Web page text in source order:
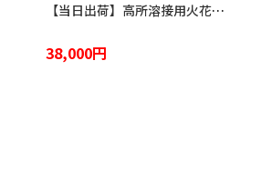
【当日出荷】高所溶接用火花受け 火雨守 KA-2100
38,000円